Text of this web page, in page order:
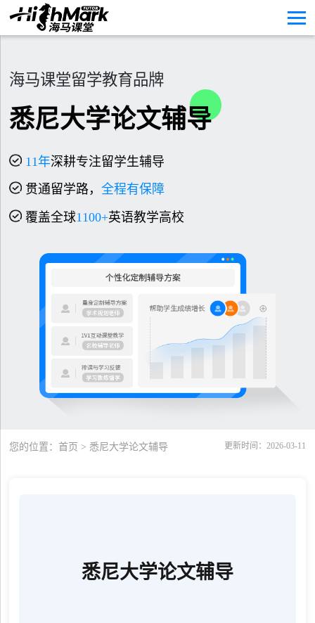
海马课堂留学教育品牌
悉尼大学论文辅导
11年深耕专注留学生辅导
贯通留学路， 全程有保障
覆盖全球1100+英语教学高校
您的位置：首页 > 悉尼大学论文辅导 更新时间：2026-03-11
悉尼大学论文辅导